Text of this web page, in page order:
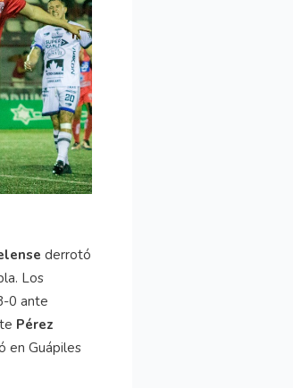
derrotó
Los
0 ante
Pérez
en Guápiles